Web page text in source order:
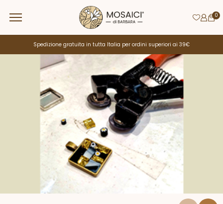
Spedizione gratuita in tutta Italia per ordini superiori ai 39€
0